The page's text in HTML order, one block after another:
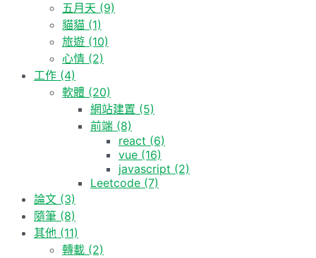
五月天 (9)
貓貓 (1)
旅遊 (10)
心情 (2)
工作 (4)
軟體 (20)
網站建置 (5)
前端 (8)
react (6)
vue (16)
javascript (2)
Leetcode (7)
論文 (3)
隨筆 (8)
其他 (11)
轉載 (2)